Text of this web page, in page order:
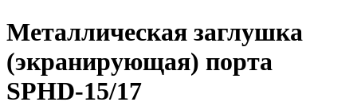
Металлическая заглушка
(экранирующая) порта
SPHD-15/17